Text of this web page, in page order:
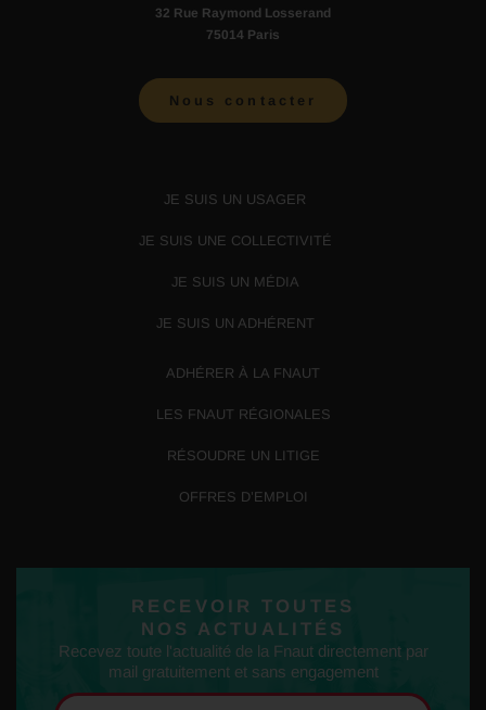
32 Rue Raymond Losserand
75014 Paris
Nous contacter
JE SUIS UN USAGER
JE SUIS UNE COLLECTIVITÉ
JE SUIS UN MÉDIA
JE SUIS UN ADHÉRENT
ADHÉRER À LA FNAUT
LES FNAUT RÉGIONALES
RÉSOUDRE UN LITIGE
OFFRES D’EMPLOI
RECEVOIR TOUTES
NOS ACTUALITÉS
Recevez toute l'actualité de la Fnaut directement par
mail gratuitement et sans engagement